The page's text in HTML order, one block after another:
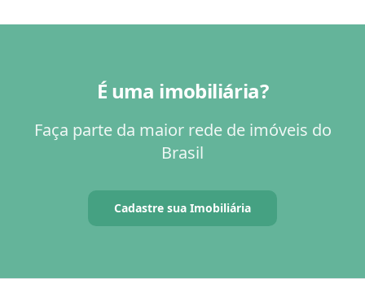
É uma imobiliária?
Faça parte da maior rede de imóveis do
Brasil
Cadastre sua Imobiliária